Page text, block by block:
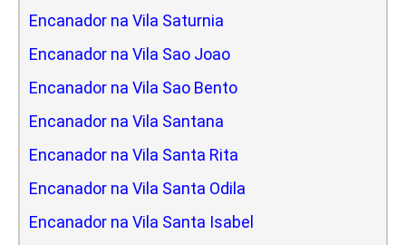
Encanador na Vila Saturnia
Encanador na Vila Sao Joao
Encanador na Vila Sao Bento
Encanador na Vila Santana
Encanador na Vila Santa Rita
Encanador na Vila Santa Odila
Encanador na Vila Santa Isabel